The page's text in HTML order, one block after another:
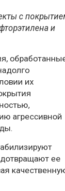
с
и
их
агрессивной
ее